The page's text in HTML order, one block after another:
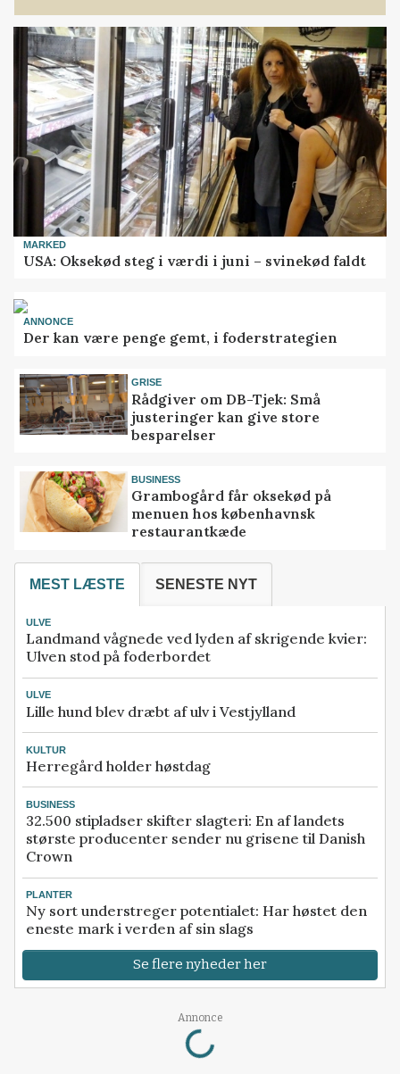
MARKED
USA: Oksekød steg i værdi i juni – svinekød faldt
ANNONCE
Der kan være penge gemt, i foderstrategien
GRISE
Rådgiver om DB-Tjek: Små
justeringer kan give store
besparelser
BUSINESS
Grambogård får oksekød på
menuen hos københavnsk
restaurantkæde
MEST LÆSTE SENESTE NYT
ULVE
Landmand vågnede ved lyden af skrigende kvier:
Ulven stod på foderbordet
ULVE
Lille hund blev dræbt af ulv i Vestjylland
KULTUR
Herregård holder høstdag
BUSINESS
32.500 stipladser skifter slagteri: En af landets
største producenter sender nu grisene til Danish
Crown
PLANTER
Ny sort understreger potentialet: Har høstet den
eneste mark i verden af sin slags
Se flere nyheder her
Annonce
Loading...